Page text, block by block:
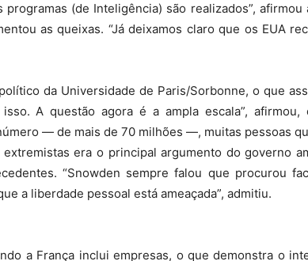
Funcionários
do
(de Inteligência) são realizados”,
as queixas. “Já deixamos claro que os EUA
da Universidade de Paris/Sorbonne, o que
A questão agora é a ampla escala”,
— de mais de 70 milhões —, muitas pessoas
era o principal argumento do governo
“Snowden sempre falou que procurou
a liberdade pessoal está ameaçada”, admitiu.
a França inclui empresas, o que demonstra o